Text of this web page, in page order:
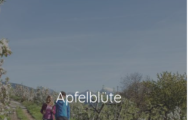
Apfelblüte